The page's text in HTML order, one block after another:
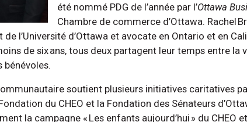
été nommé PDG de l’année par l’Ottawa
Chambre de commerce d’Ottawa. Rachel
l’Université d’Ottawa et avocate en Ontario et en
de six ans, tous deux partagent leur temps entre la
soutient plusieurs initiatives caritatives
du CHEO et la Fondation des Sénateurs
la campagne « Les enfants aujourd’hui » du CHEO